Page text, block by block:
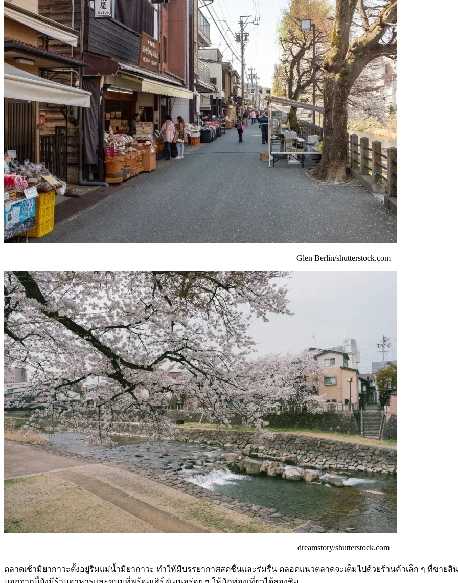
Glen Berlin/shutterstock.com
dreamstory/shutterstock.com
ตลาดเช้ามิยากาวะตั้งอยู่ริมแม่น้ำมิยากาวะ ทำให้มีบรรยากาศสดชื่นและร่มรื่น ตลอดแนวตลาดจะเต็มไปด้วยร้านค้าเล็ก ๆ ที่ขาย